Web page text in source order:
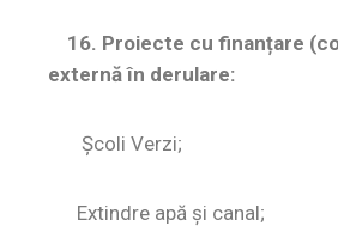
16. Proiecte cu finanțare
externă în derulare:
Școli Verzi;
Extindre apă și canal;